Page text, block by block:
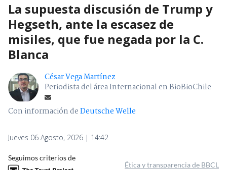
La supuesta discusión de Trump y
Hegseth, ante la escasez de
misiles, que fue negada por la C.
Blanca
César Vega Martínez
Periodista del área Internacional en BioBioChile
Con información deDeutsche Welle
Jueves 06 Agosto, 2026 | 14:42
Seguimos criterios de
Ética y transparencia de BBCL